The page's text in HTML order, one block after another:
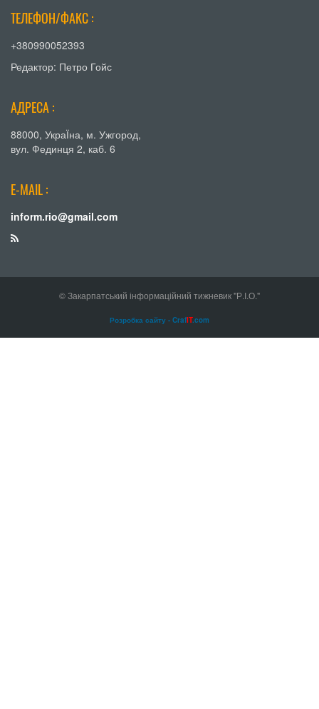
ТЕЛЕФОН/ФАКС :
+380990052393
Редактор: Петро Гойс
АДРЕСА :
88000, УкраЇна, м. Ужгород,
вул. Фединця 2, каб. 6
E-MAIL :
inform.rio@gmail.com
© Закарпатський інформаційний тижневик "Р.І.О."
Розробка сайту - CrafIT.com